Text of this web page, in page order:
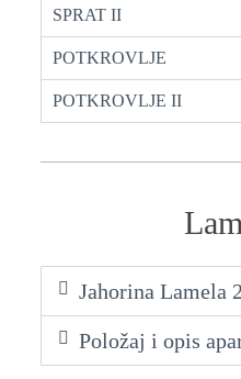
SPRAT II
POTKROVLJE
POTKROVLJE II
Jahorina Lamela 2
Položaj i opis